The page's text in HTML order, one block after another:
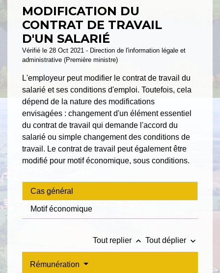
MODIFICATION DU
CONTRAT DE TRAVAIL
D'UN SALARIÉ
Vérifié le 28 Oct 2021 - Direction de l'information légale et
administrative (Première ministre)
L'employeur peut modifier le contrat de travail du
salarié et ses conditions d'emploi. Toutefois, cela
dépend de la nature des modifications
envisagées : changement d'un élément essentiel
du contrat de travail qui demande l'accord du
salarié ou simple changement des conditions de
travail. Le contrat de travail peut également être
modifié pour motif économique, sous conditions.
Cas général
Motif économique
Tout replier keyboard_arrow_up Tout déplier keyboard_arrow_down
Rémunération